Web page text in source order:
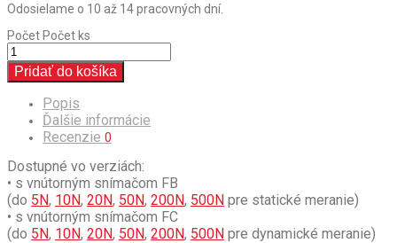
Odosielame o 10 až 14 pracovných dní.
PočetPočet ks
Pridať do košíka
Popis
Ďalšie informácie
Recenzie 0
Dostupné vo verziách:
• s vnútorným snímačom FB
(do 5N, 10N, 20N, 50N, 200N, 500N pre statické meranie)
• s vnútorným snímačom FC
(do 5N, 10N, 20N, 50N, 200N, 500N pre dynamické meranie)